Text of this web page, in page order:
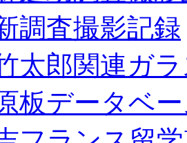
調査撮影記録
太郎関連ガ
板データベ